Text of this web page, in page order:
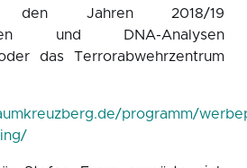
den Jahren 2018/19
und DNA-Analysen
das Terrorabwehrzentrum
programm/